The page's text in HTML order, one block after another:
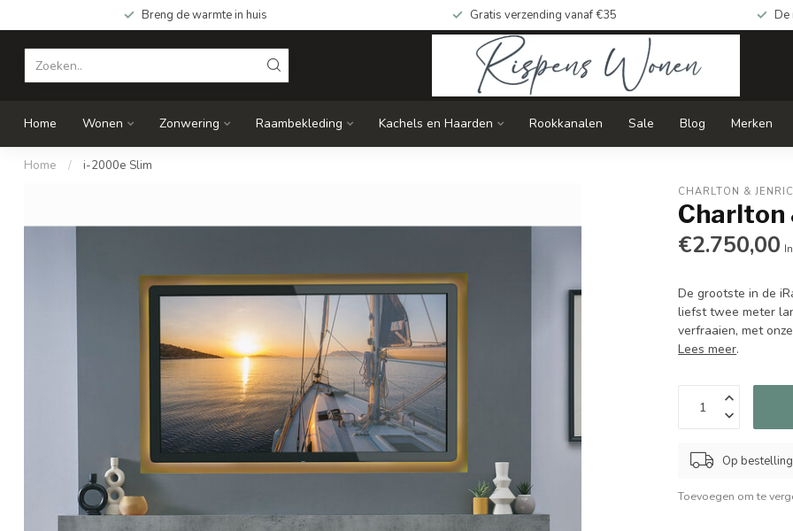
Breng de warmte in huis Gratis verzending vanaf €35 De
Home Wonen Zonwering Raambekleding Kachels en Haarden Rookkanalen Sale Blog Merken
Home / i-2000e Slim
CHARLTON &
Charlton
€2.750,00
De grootste in de
liefst twee meter
verfraaien, met
Lees meer.
Op
Toevoegen om te